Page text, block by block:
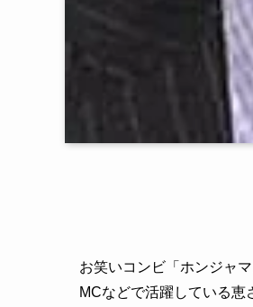
お笑いコンビ「ホンジャ
MCなどで活躍している恵